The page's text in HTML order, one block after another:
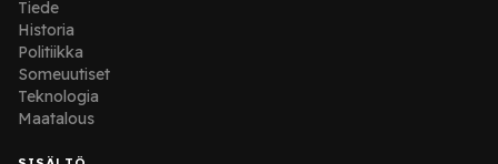
Tiede
Historia
Politiikka
Someuutiset
Teknologia
Maatalous